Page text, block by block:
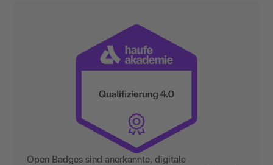
Open Badges sind anerkannte, digitale